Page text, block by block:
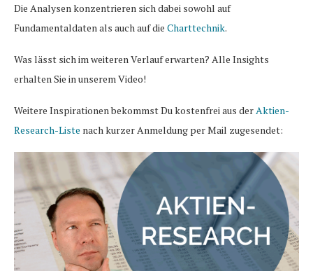
Die Analysen konzentrieren sich dabei sowohl auf
Fundamentaldaten als auch auf die Charttechnik.
Was lässt sich im weiteren Verlauf erwarten? Alle Insights
erhalten Sie in unserem Video!
Weitere Inspirationen bekommst Du kostenfrei aus der Aktien-
Research-Liste nach kurzer Anmeldung per Mail zugesendet: